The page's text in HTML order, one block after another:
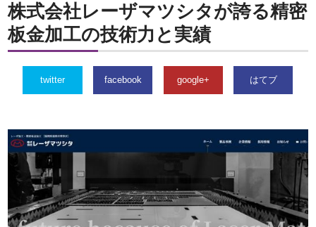
株式会社レーザマツシタが誇る精密
板金加工の技術力と実績
twitter facebook google+ はてブ